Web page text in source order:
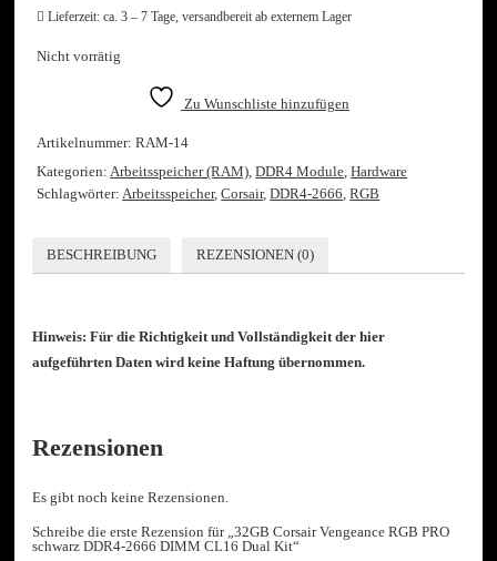
Lieferzeit:ca. 3 – 7 Tage, versandbereit ab externem Lager
Nicht vorrätig
Zu Wunschliste hinzufügen
Artikelnummer:RAM-14
Kategorien:Arbeitsspeicher (RAM),DDR4 Module,Hardware
Schlagwörter:Arbeitsspeicher,Corsair,DDR4-2666,RGB
BESCHREIBUNG REZENSIONEN (0)
Hinweis: Für die Richtigkeit und Vollständigkeit der hier
aufgeführten Daten wird keine Haftung übernommen.
Rezensionen
Es gibt noch keine Rezensionen.
Schreibe die erste Rezension für „32GB Corsair Vengeance RGB PRO
schwarz DDR4-2666 DIMM CL16 Dual Kit“